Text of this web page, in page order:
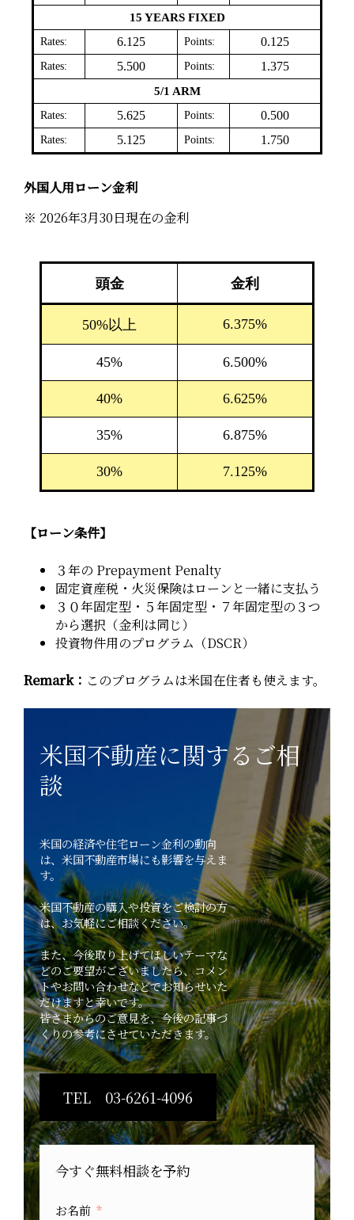
15 YEARS FIXED
Rates: 6.125 Points: 0.125
Rates: 5.500 Points:
1.375
5/1 ARM
Rates: 5.625 Points: 0.500
Rates: 5.125 Points: 1.750
外国人用ローン金利
※ 2026年3月30日現在の金利
頭金 金利
50%以上 6.375%
45% 6.500%
40% 6.625%
35% 6.875%
30% 7.125%
【ローン条件】
３年の Prepayment Penalty
固定資産税・火災保険はローンと一緒に支払う
３０年固定型・５年固定型・７年固定型の３つ
から選択（金利は同じ）
投資物件用のプログラム（DSCR）
Remark： このプログラムは米国在住者も使えます。
米国不動産に関するご相
談
米国の経済や住宅ローン金利の動向
は、米国不動産市場にも影響を与えま
す。
米国不動産の購入や投資をご検討の方
は、お気軽にご相談ください。
また、今後取り上げてほしいテーマな
どのご要望がございましたら、コメン
トやお問い合わせなどでお知らせいた
だけますと幸いです。
皆さまからのご意見を、今後の記事づ
くりの参考にさせていただきます。
TEL 03-6261-4096
今すぐ無料相談を予約
お名前